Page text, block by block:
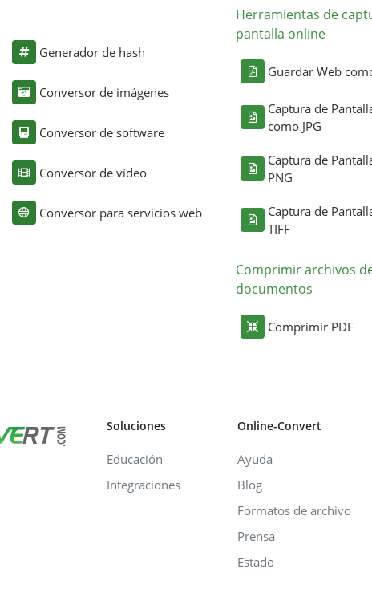
Generador de hash
Conversor de imágenes
Conversor de software
Conversor de vídeo
Conversor para servicios web
Herramientas de
pantalla online
Guardar Web
Captura de
como JPG
Captura de
PNG
Captura de
TIFF
Comprimir archivos
documentos
Comprimir PDF
Soluciones
Educación
Integraciones
Online-Convert
Ayuda
Blog
Formatos de archivo
Prensa
Estado